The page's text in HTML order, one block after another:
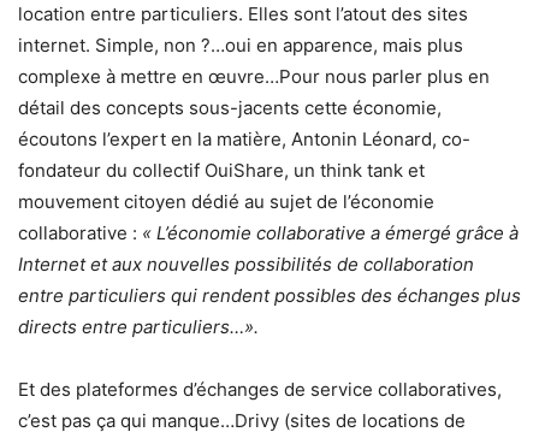
location entre particuliers. Elles sont l’atout des sites
internet. Simple, non ?…oui en apparence, mais plus
complexe à mettre en œuvre…Pour nous parler plus en
détail des concepts sous-jacents cette économie,
écoutons l’expert en la matière, Antonin Léonard, co-
fondateur du collectif OuiShare, un think tank et
mouvement citoyen dédié au sujet de l’économie
collaborative : « L’économie collaborative a émergé grâce à
Internet et aux nouvelles possibilités de collaboration
entre particuliers qui rendent possibles des échanges plus
directs entre particuliers…».
Et des plateformes d’échanges de service collaboratives,
c’est pas ça qui manque…Drivy (sites de locations de